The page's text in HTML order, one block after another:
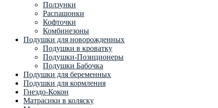
Ползунки
Распашонки
Кофточки
Комбинезоны
Подушки для новорожденных
Подушки в кроватку
Подушки-Позиционеры
Подушки Бабочка
Подушки для беременных
Подушки для кормления
Гнездо-Кокон
Матрасики в коляску